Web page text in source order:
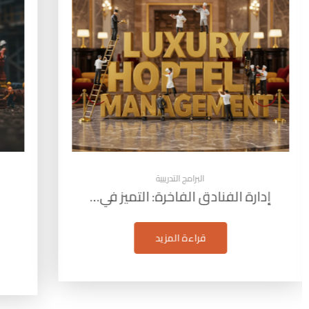
البرامج التدريبية
إدارة الفنادق الفاخرة: التميز في…
قراءة المزيد